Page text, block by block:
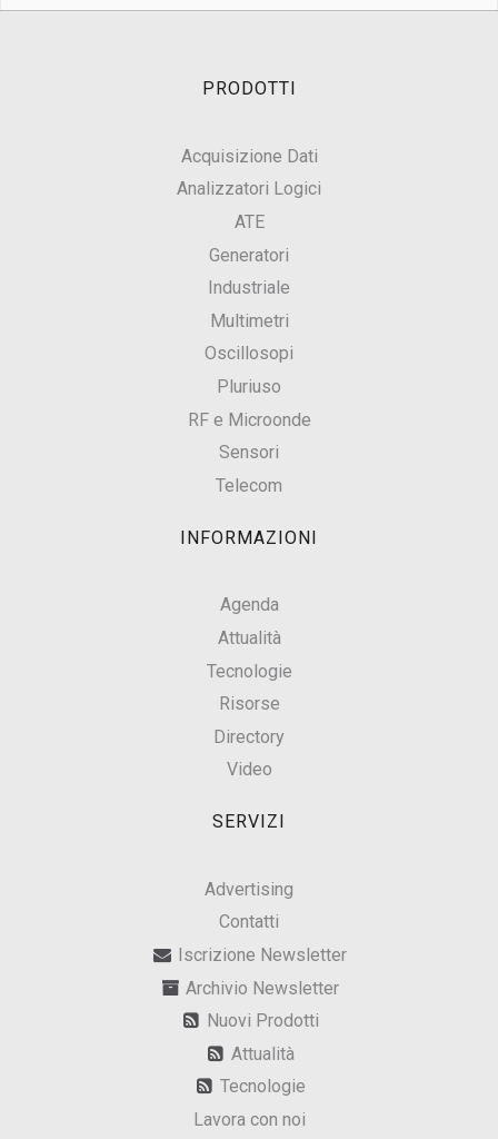
PRODOTTI
Acquisizione Dati
Analizzatori Logici
ATE
Generatori
Industriale
Multimetri
Oscillosopi
Pluriuso
RF e Microonde
Sensori
Telecom
INFORMAZIONI
Agenda
Attualità
Tecnologie
Risorse
Directory
Video
SERVIZI
Advertising
Contatti
Iscrizione Newsletter
Archivio Newsletter
Nuovi Prodotti
Attualità
Tecnologie
Lavora con noi